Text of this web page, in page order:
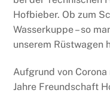
Hofbieber. Ob zum
Wasserkuppe – so
unserem Rüstwagen
Aufgrund von
Jahre Freundschaft